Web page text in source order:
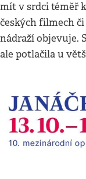
mít v srdci téměř
českých filmech
nádraží objevuje.
ale potlačila u